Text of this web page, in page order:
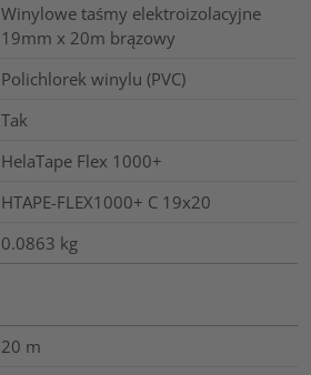
Winylowe taśmy elektroizolacyjne
19mm x 20m brązowy
Polichlorek winylu (PVC)
Tak
HelaTape Flex 1000+
HTAPE-FLEX1000+ C 19x20
0.0863 kg
20 m